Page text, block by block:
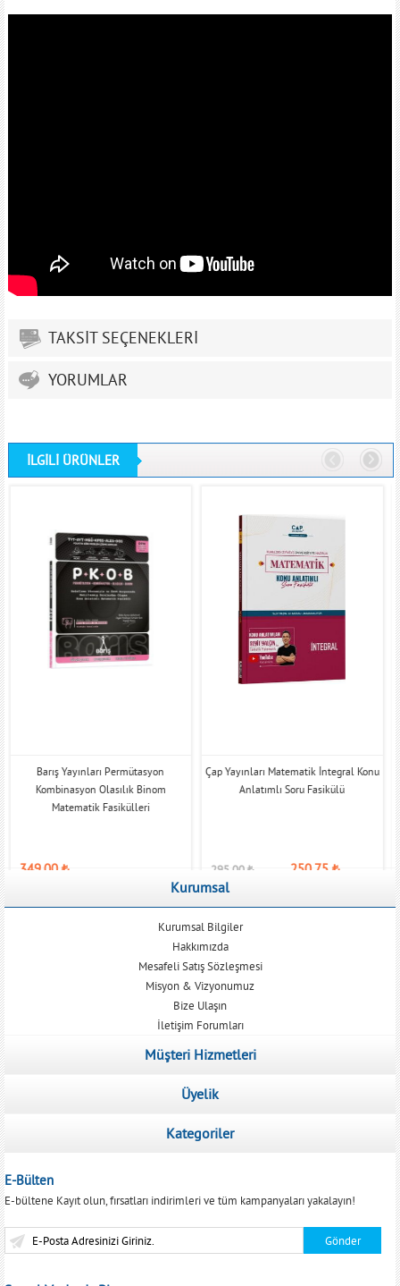
TAKSİT SEÇENEKLERİ
YORUMLAR
İLGİLİ ÜRÜNLER
Barış Yayınları Permütasyon
Kombinasyon Olasılık Binom
Matematik Fasikülleri
349,00₺
Çap Yayınları Matematik İntegral Konu
Anlatımlı Soru Fasikülü
295,00₺ 250,75₺
Kurumsal
Kurumsal Bilgiler
Hakkımızda
Mesafeli Satış Sözleşmesi
Misyon & Vizyonumuz
Bize Ulaşın
İletişim Forumları
Müşteri Hizmetleri
Üyelik
Kategoriler
E-Bülten
E-bültene Kayıt olun, fırsatları indirimleri ve tüm kampanyaları yakalayın!